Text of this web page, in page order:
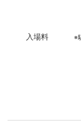
入場料 ※